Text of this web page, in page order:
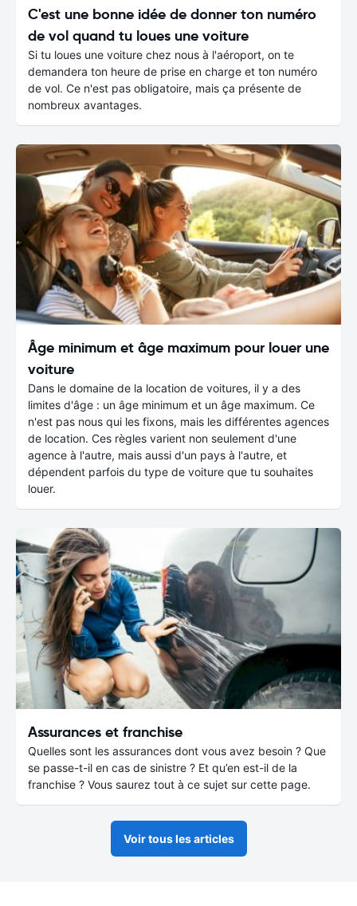
C'est une bonne idée de donner ton numéro
de vol quand tu loues une voiture
Si tu loues une voiture chez nous à l'aéroport, on te
demandera ton heure de prise en charge et ton numéro
de vol. Ce n'est pas obligatoire, mais ça présente de
nombreux avantages.
Âge minimum et âge maximum pour louer une
voiture
Dans le domaine de la location de voitures, il y a des
limites d'âge : un âge minimum et un âge maximum. Ce
n'est pas nous qui les fixons, mais les différentes agences
de location. Ces règles varient non seulement d'une
agence à l'autre, mais aussi d'un pays à l'autre, et
dépendent parfois du type de voiture que tu souhaites
louer.
Assurances et franchise
Quelles sont les assurances dont vous avez besoin ? Que
se passe-t-il en cas de sinistre ? Et qu’en est-il de la
franchise ? Vous saurez tout à ce sujet sur cette page.
Voir tous les articles